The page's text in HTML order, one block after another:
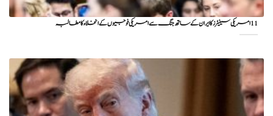
11 امریکی سینیٹرز کا ایران کے ساتھ جنگ سے امریکی فوجیوں کے انخلاء کا مطالبہ